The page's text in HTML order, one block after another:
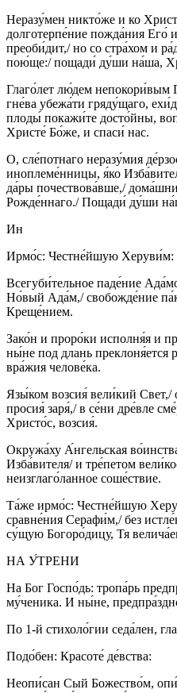
Неразу́мен никто́же и ко
долготерпе́ние пожда́ния Его́
преоби́дит,/ но со стра́хом и
пою́ще:/ пощади́ ду́ши на́ша,
Глаго́лет лю́дем непокори́вым
гне́ва убежа́ти гряду́щаго,
плоды́ покажи́те досто́йны,
Христе́ Бо́же, и спаси́ нас.
О, сле́потнаго неразу́мия
иноплеме́нницы, я́ко
да́ры почествова́вше,/
Рожде́ннаго./ Пощади́ ду́ши
Ин
Ирмо́с: Честне́йшую Херуви́м:
Всегуби́тельное паде́ние
Но́вый Ада́м,/ свобожде́ние
Креще́нием.
Зако́н и проро́ки исполня́я и
ны́не под длань преклоня́ется
вра́жия челове́ка.
Язы́ком возсия́ вели́кий
просия́ заря́,/ в се́ни дре́вле
Христо́с, возсия́.
Окружа́ху А́нгельская
Изба́вителя/ и тре́петом
неизглаго́ланное соше́ствие.
Та́же ирмо́с: Честне́йшую
сравне́ния Серафи́м,/ без
су́щую Богоро́дицу, Тя
НА У́ТРЕНИ
На Бог Госпо́дь: тропа́рь
му́ченика. И ны́не,
По 1-й стихоло́гии седа́лен,
Подо́бен: Красоте́ де́вства:
Неопи́сан Сый Божество́м,